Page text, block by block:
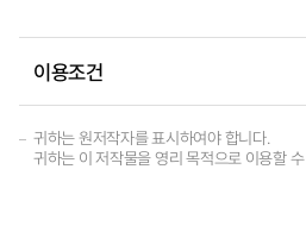
이용조건
귀하는 원저작자를 표시하여야 합니다.
귀하는 이 저작물을 영리 목적으로 이용할